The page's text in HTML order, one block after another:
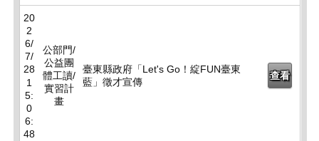
20
2
6/
7/
28
1
5:
0
6:
48
公部門/
公益團
體工讀/
實習計
畫
臺東縣政府「Let's Go！綻FUN臺東
藍」徵才宣傳
查看